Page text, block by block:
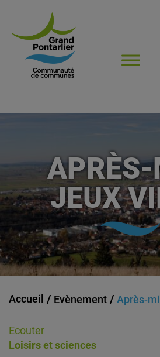
JEUX
Accueil Evènement Après-
Ecouter
Loisirs et sciences